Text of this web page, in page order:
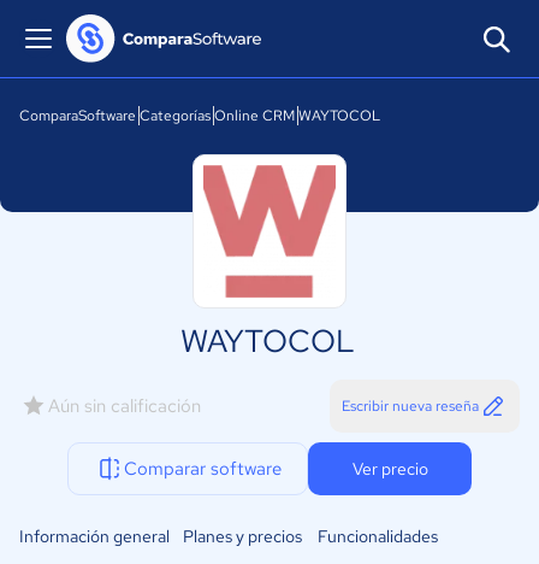
ComparaSoftware CategoríasOnline CRMWAYTOCOL
WAYTOCOL
Aún sin calificación Escribir nueva reseña
Comparar software Ver precio
Información general Planes y precios Funcionalidades